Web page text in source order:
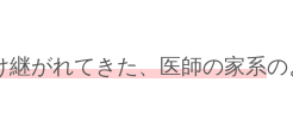
継がれてきた、医師の家系の